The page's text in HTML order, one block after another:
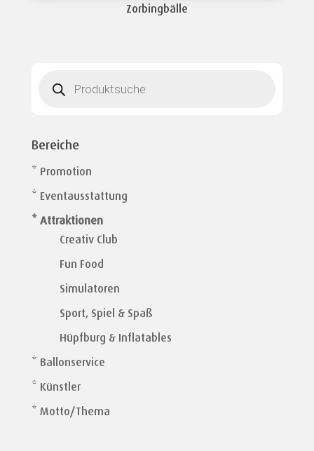
Zorbingbälle
search
Bereiche
* Promotion
* Eventausstattung
* Attraktionen
Creativ Club
Fun Food
Simulatoren
Sport, Spiel & Spaß
Hüpfburg & Inflatables
* Ballonservice
* Künstler
* Motto/Thema